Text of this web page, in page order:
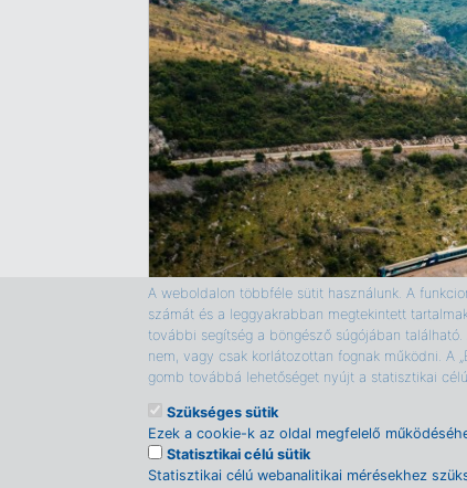
A weboldalon többféle sütit használunk. A
számát és a leggyakrabban megtekintett
további segítség a böngésző súgójában
nem, vagy csak korlátozottan fognak működni. A
gomb továbbá lehetőséget nyújt a statisztikai
Szükséges sütik
Ezek a cookie-k az oldal megfelelő
Statisztikai célú sütik
Statisztikai célú webanalitikai mérésekhez